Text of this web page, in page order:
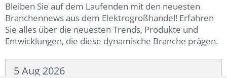
Bleiben Sie auf dem Laufenden mit den neuesten
Branchennews aus dem Elektrogroßhandel! Erfahren
Sie alles über die neuesten Trends, Produkte und
Entwicklungen, die diese dynamische Branche prägen.
5 Aug 2026